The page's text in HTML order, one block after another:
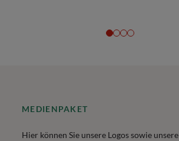
MEDIENPAKET
Hier können Sie unsere Logos sowie unsere